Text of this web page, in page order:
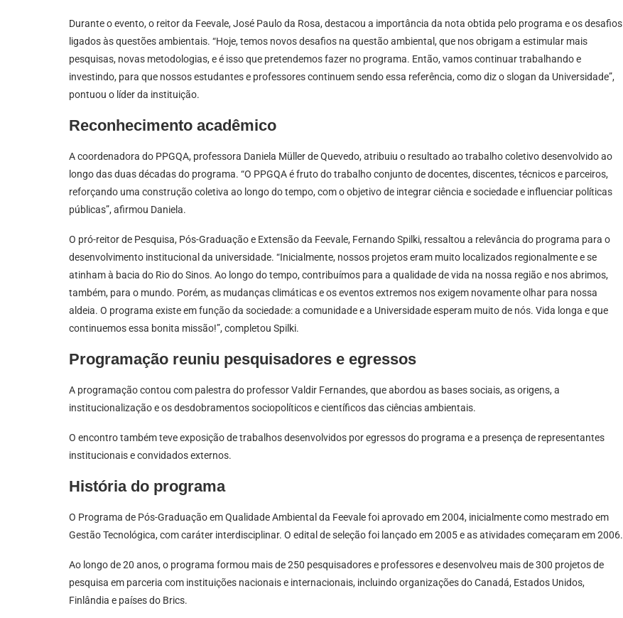
Durante o evento, o reitor da Feevale, José Paulo da Rosa, destacou a importância da nota obtida pelo programa e os desafios
ligados às questões ambientais. “Hoje, temos novos desafios na questão ambiental, que nos obrigam a estimular mais
pesquisas, novas metodologias, e é isso que pretendemos fazer no programa. Então, vamos continuar trabalhando e
investindo, para que nossos estudantes e professores continuem sendo essa referência, como diz o slogan da Universidade”,
pontuou o líder da instituição.
Reconhecimento acadêmico
A coordenadora do PPGQA, professora Daniela Müller de Quevedo, atribuiu o resultado ao trabalho coletivo desenvolvido ao
longo das duas décadas do programa. “O PPGQA é fruto do trabalho conjunto de docentes, discentes, técnicos e parceiros,
reforçando uma construção coletiva ao longo do tempo, com o objetivo de integrar ciência e sociedade e influenciar políticas
públicas”, afirmou Daniela.
O pró-reitor de Pesquisa, Pós-Graduação e Extensão da Feevale, Fernando Spilki, ressaltou a relevância do programa para o
desenvolvimento institucional da universidade. “Inicialmente, nossos projetos eram muito localizados regionalmente e se
atinham à bacia do Rio do Sinos. Ao longo do tempo, contribuímos para a qualidade de vida na nossa região e nos abrimos,
também, para o mundo. Porém, as mudanças climáticas e os eventos extremos nos exigem novamente olhar para nossa
aldeia. O programa existe em função da sociedade: a comunidade e a Universidade esperam muito de nós. Vida longa e que
continuemos essa bonita missão!”, completou Spilki.
Programação reuniu pesquisadores e egressos
A programação contou com palestra do professor Valdir Fernandes, que abordou as bases sociais, as origens, a
institucionalização e os desdobramentos sociopolíticos e científicos das ciências ambientais.
O encontro também teve exposição de trabalhos desenvolvidos por egressos do programa e a presença de representantes
institucionais e convidados externos.
História do programa
O Programa de Pós-Graduação em Qualidade Ambiental da Feevale foi aprovado em 2004, inicialmente como mestrado em
Gestão Tecnológica, com caráter interdisciplinar. O edital de seleção foi lançado em 2005 e as atividades começaram em 2006.
Ao longo de 20 anos, o programa formou mais de 250 pesquisadores e professores e desenvolveu mais de 300 projetos de
pesquisa em parceria com instituições nacionais e internacionais, incluindo organizações do Canadá, Estados Unidos,
Finlândia e países do Brics.